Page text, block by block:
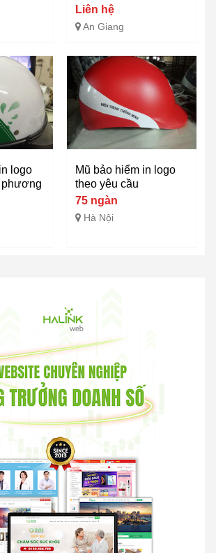
Liên hệ
An Giang
logo
phương
Mũ bảo hiểm in logo
theo yêu cầu
75 ngàn
Hà Nội